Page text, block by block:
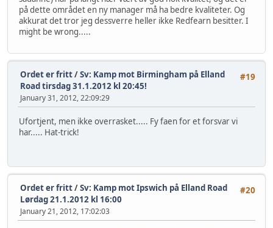
på dette området en ny manager må ha bedre kvaliteter. Og
akkurat det tror jeg dessverre heller ikke Redfearn besitter. I
might be wrong.....
#19
Ordet er fritt/Sv: Kamp mot Birmingham på Elland
Road tirsdag 31.1.2012 kl 20:45!
January 31, 2012, 22:09:29
Ufortjent, men ikke overrasket..... Fy faen for et forsvar vi
har..... Hat-trick!
#20
Ordet er fritt/Sv: Kamp mot Ipswich på Elland Road
Lørdag 21.1.2012 kl 16:00
January 21, 2012, 17:02:03